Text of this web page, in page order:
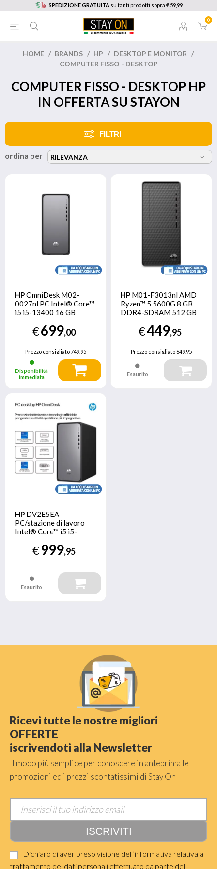
SPEDIZIONE GRATUITA su tanti prodotti sopra € 59,99
0
HOME / BRANDS / HP / DESKTOP E MONITOR /
COMPUTER FISSO - DESKTOP
COMPUTER FISSO - DESKTOP HP
IN OFFERTA SU STAYON
FILTRI
ordina per
HPOmniDesk M02-
0027nl PC Intel® Core™
i5 i5-13400 16 GB
SSD Windows 11 Home
Tower Nero, Argento
€699,00
Prezzo consigliato749,95
Disponibilità
immediata
HP M01-F3013nl AMD
Ryzen™ 5 5600G 8 GB
DDR4-SDRAM 512 GB
Tower PC Nero
€449,95
Prezzo consigliato 649,95
Esaurito
HP DV2E5EA
PC/stazione di lavoro
Intel® Core™ i5 i5-
SDRAM 512 GB SSD
Windows 11 Home
€999,95
Esaurito
Ricevi tutte le nostre migliori
OFFERTE
iscrivendoti alla Newsletter
Il modo più semplice per conoscere in anteprima le
promozioni ed i prezzi scontatissimi di Stay On
Dichiaro di aver preso visione dell’informativa relativa al
trattamento dei dati personali effettuato da parte del